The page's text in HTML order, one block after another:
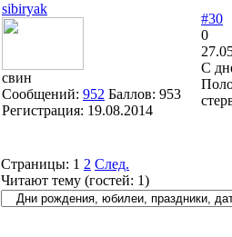
sibiryak
свин
Сообщений: 952 Баллов: 953
Регистрация: 19.08.2014
#30
0
С
Страницы: 1 2 След.
Читают тему (гостей: 1)